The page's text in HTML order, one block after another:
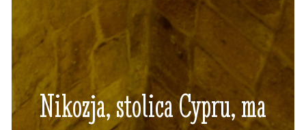
Nikozja, stolica Cypru, ma